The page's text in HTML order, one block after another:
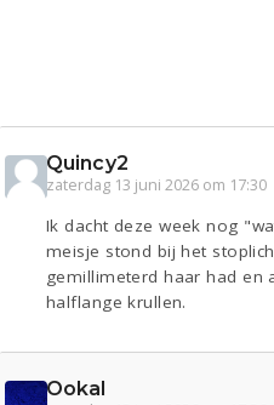
Quincy2
zaterdag 13 juni 2026 om 17:30
Ik dacht deze week nog
meisje stond bij het
gemillimeterd haar had en
halflange krullen.
Ookal